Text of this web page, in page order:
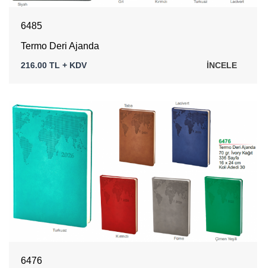
6485
Termo Deri Ajanda
216.00 TL + KDV İNCELE
6476